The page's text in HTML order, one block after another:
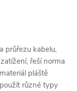
průřezu kabelu,
řeší norma
pláště
různé typy